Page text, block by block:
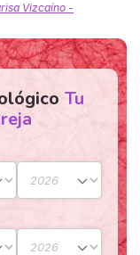
Vizcaíno -
Tu